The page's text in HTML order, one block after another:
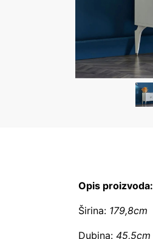
Opis proizvoda:
Širina:179,8cm
Dubina: 45,5cm